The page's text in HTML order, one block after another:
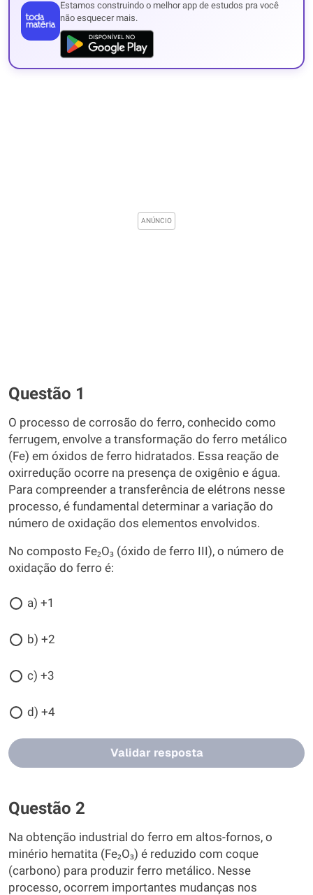
Estamos construindo o melhor app de estudos pra você
não esquecer mais.
Questão 1
O processo de corrosão do ferro, conhecido como
ferrugem, envolve a transformação do ferro metálico
(Fe) em óxidos de ferro hidratados. Essa reação de
oxirredução ocorre na presença de oxigênio e água.
Para compreender a transferência de elétrons nesse
processo, é fundamental determinar a variação do
número de oxidação dos elementos envolvidos.
No composto Fe₂O₃ (óxido de ferro III), o número de
oxidação do ferro é:
a) +1
b) +2
c) +3
d) +4
Validar resposta
Questão 2
Na obtenção industrial do ferro em altos-fornos, o
minério hematita (Fe₂O₃) é reduzido com coque
(carbono) para produzir ferro metálico. Nesse
processo, ocorrem importantes mudanças nos